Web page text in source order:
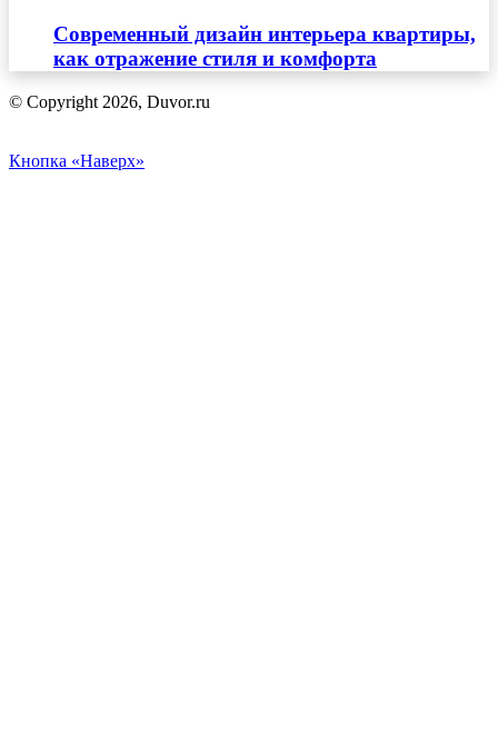
Современный дизайн интерьера квартиры,
как отражение стиля и комфорта
© Copyright 2026, Duvor.ru
Кнопка «Наверх»